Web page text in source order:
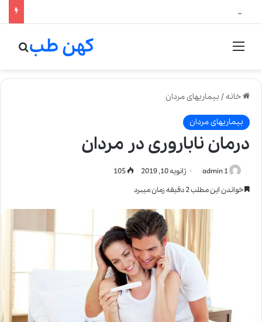
منو کهن طب
خانه/ بیماریهای مردان
بیماریهای مردان
درمان ناباروری در مردان
admin 1 ژانویه 10, 2019
خواندن این مطلب 2 دقیقه زمان میبرد